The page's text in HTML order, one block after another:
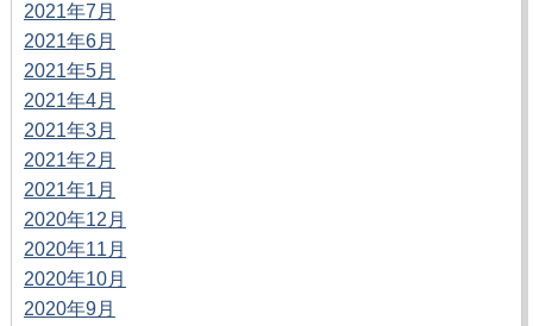
2021年7月
2021年6月
2021年5月
2021年4月
2021年3月
2021年2月
2021年1月
2020年12月
2020年11月
2020年10月
2020年9月